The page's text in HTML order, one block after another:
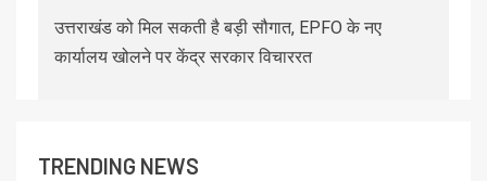
उत्तराखंड को मिल सकती है बड़ी सौगात, EPFO के नए
कार्यालय खोलने पर केंद्र सरकार विचाररत
TRENDING NEWS